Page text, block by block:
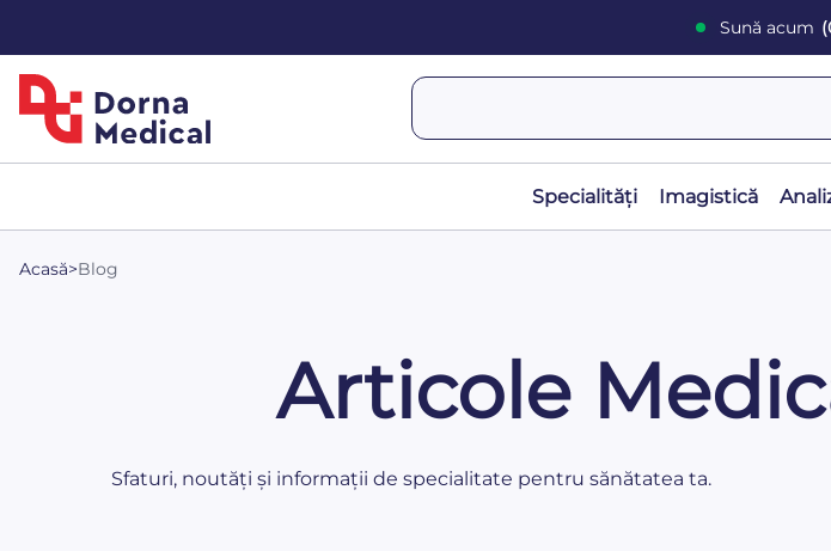
Sună acum
Specialități Imagistică
Acasă>Blog
Articole
Sfaturi, noutăți și informații de specialitate pentru sănătatea ta.